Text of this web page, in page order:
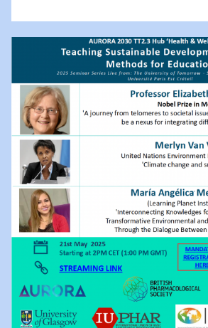
dabei waren und den Austausch
haben. Die Aurora Community an
sich darauf, diese Gespräche
Verbindung über Disziplinen und
weiter zu stärken.